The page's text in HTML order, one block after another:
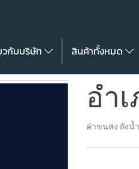
วกับบริษัท สินค้าทั้งหมด
อำ
ค่าขนส่ง ถังน้